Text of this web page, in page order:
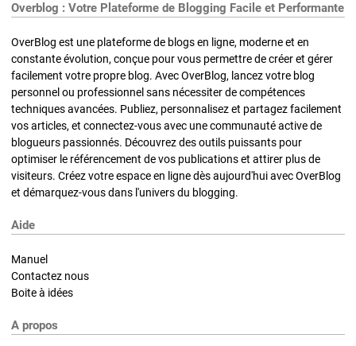
Overblog : Votre Plateforme de Blogging Facile et Performante
OverBlog est une plateforme de blogs en ligne, moderne et en
constante évolution, conçue pour vous permettre de créer et gérer
facilement votre propre blog. Avec OverBlog, lancez votre blog
personnel ou professionnel sans nécessiter de compétences
techniques avancées. Publiez, personnalisez et partagez facilement
vos articles, et connectez-vous avec une communauté active de
blogueurs passionnés. Découvrez des outils puissants pour
optimiser le référencement de vos publications et attirer plus de
visiteurs. Créez votre espace en ligne dès aujourd'hui avec OverBlog
et démarquez-vous dans l'univers du blogging.
Aide
Manuel
Contactez nous
Boite à idées
A propos